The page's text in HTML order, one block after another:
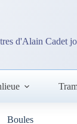
d'Alain Cadet
Boules